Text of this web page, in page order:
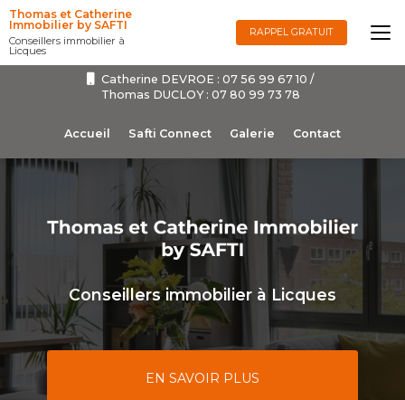
Aller
au
contenu
principal
Catherine DEVROE :07 56 99 67 10 /
Thomas DUCLOY : 07 80 99 73 78
Accueil Safti Connect Galerie Contact
Thomas et Catherine
Immobilier by SAFTI
Conseillers immobilier à
Licques
RAPPEL GRATUIT
Conseillers immobilier à Licques
EN SAVOIR PLUS